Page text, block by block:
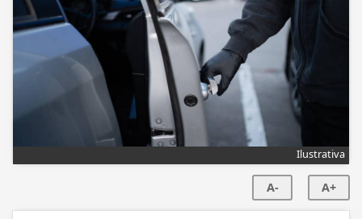
Ilustrativa
A- A+